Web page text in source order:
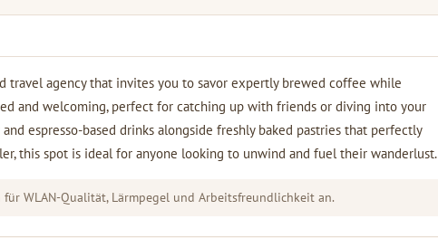
travel agency that invites you to savor expertly brewed coffee while
and welcoming, perfect for catching up with friends or diving into your
espresso-based drinks alongside freshly baked pastries that perfectly
this spot is ideal for anyone looking to unwind and fuel their wanderlust.
WLAN-Qualität, Lärmpegel und Arbeitsfreundlichkeit an.